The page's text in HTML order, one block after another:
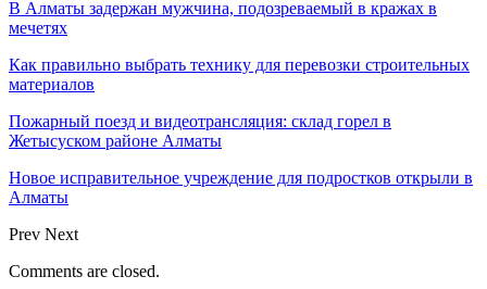
В Алматы задержан мужчина, подозреваемый в кражах в
мечетях
Как правильно выбрать технику для перевозки строительных
материалов
Пожарный поезд и видеотрансляция: склад горел в
Жетысуском районе Алматы
Новое исправительное учреждение для подростков открыли в
Алматы
Prev Next
Comments are closed.